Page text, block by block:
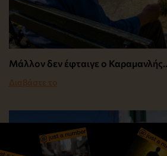
Μάλλον δεν έφταιγε ο Καραμανλής…
Διαβάστε το